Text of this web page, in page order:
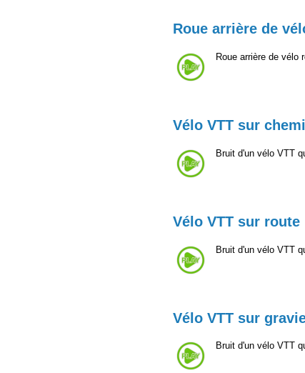
Roue arrière de
Roue arrière de vélo
Vélo VTT sur
Bruit d'un vélo VTT
Vélo VTT sur route
Bruit d'un vélo VTT
Vélo VTT sur
Bruit d'un vélo VTT